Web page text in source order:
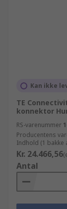
Kan ikke
TE
konnektor
RS-varenummer
Producentens
Indhold (1 bakke
Kr. 24.466,56
Antal